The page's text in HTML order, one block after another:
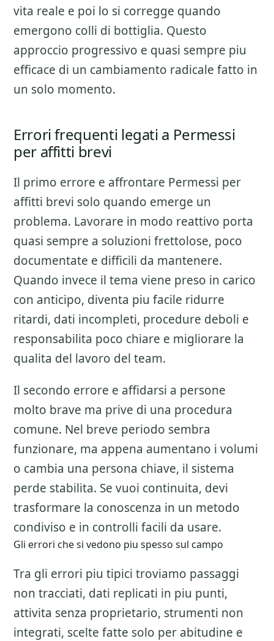
vita reale e poi lo si corregge quando
emergono colli di bottiglia. Questo
approccio progressivo e quasi sempre piu
efficace di un cambiamento radicale fatto in
un solo momento.
Errori frequenti legati a Permessi
per affitti brevi
Il primo errore e affrontare Permessi per
affitti brevi solo quando emerge un
problema. Lavorare in modo reattivo porta
quasi sempre a soluzioni frettolose, poco
documentate e difficili da mantenere.
Quando invece il tema viene preso in carico
con anticipo, diventa piu facile ridurre
ritardi, dati incompleti, procedure deboli e
responsabilita poco chiare e migliorare la
qualita del lavoro del team.
Il secondo errore e affidarsi a persone
molto brave ma prive di una procedura
comune. Nel breve periodo sembra
funzionare, ma appena aumentano i volumi
o cambia una persona chiave, il sistema
perde stabilita. Se vuoi continuita, devi
trasformare la conoscenza in un metodo
condiviso e in controlli facili da usare.
Gli errori che si vedono piu spesso sul campo
Tra gli errori piu tipici troviamo passaggi
non tracciati, dati replicati in piu punti,
attivita senza proprietario, strumenti non
integrati, scelte fatte solo per abitudine e